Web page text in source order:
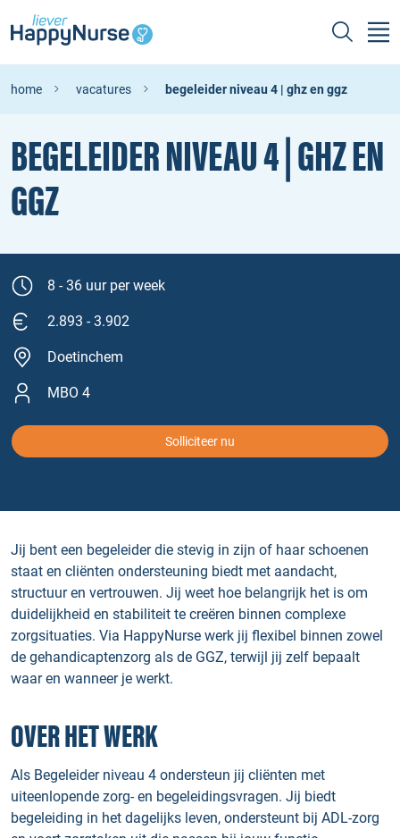
home vacatures begeleider niveau 4 | ghz en ggz
BEGELEIDER NIVEAU 4 | GHZ EN
GGZ
8 - 36 uur per week
2.893 - 3.902
Doetinchem
MBO 4
Solliciteer nu
Jij bent een begeleider die stevig in zijn of haar schoenen
staat en cliënten ondersteuning biedt met aandacht,
structuur en vertrouwen. Jij weet hoe belangrijk het is om
duidelijkheid en stabiliteit te creëren binnen complexe
zorgsituaties. Via HappyNurse werk jij flexibel binnen zowel
de gehandicaptenzorg als de GGZ, terwijl jij zelf bepaalt
waar en wanneer je werkt.
OVER HET WERK
Als Begeleider niveau 4 ondersteun jij cliënten met
uiteenlopende zorg- en begeleidingsvragen. Jij biedt
begeleiding in het dagelijks leven, ondersteunt bij ADL-zorg